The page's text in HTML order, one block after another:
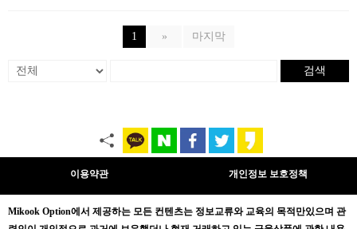
1 » 마지막
검색
이용약관 개인정보 보호정책
Mikook Option에서 제공하는 모든 컨텐츠는 정보교류와 교육의 목적만있으며 관